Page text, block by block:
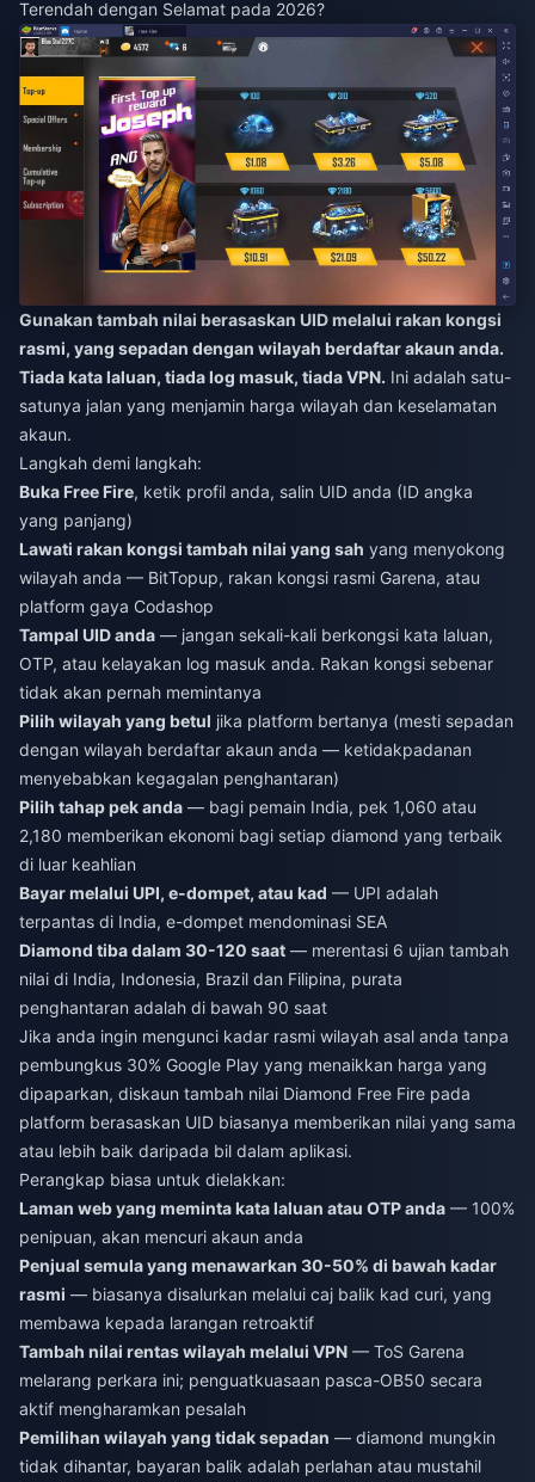
Terendah dengan Selamat pada 2026?
Gunakan tambah nilai berasaskan UID melalui rakan kongsi
rasmi, yang sepadan dengan wilayah berdaftar akaun anda.
Tiada kata laluan, tiada log masuk, tiada VPN. Ini adalah satu-
satunya jalan yang menjamin harga wilayah dan keselamatan
akaun.
Langkah demi langkah:
Buka Free Fire, ketik profil anda, salin UID anda (ID angka
yang panjang)
Lawati rakan kongsi tambah nilai yang sah yang menyokong
wilayah anda — BitTopup, rakan kongsi rasmi Garena, atau
platform gaya Codashop
Tampal UID anda — jangan sekali-kali berkongsi kata laluan,
OTP, atau kelayakan log masuk anda. Rakan kongsi sebenar
tidak akan pernah memintanya
Pilih wilayah yang betul jika platform bertanya (mesti sepadan
dengan wilayah berdaftar akaun anda — ketidakpadanan
menyebabkan kegagalan penghantaran)
Pilih tahap pek anda — bagi pemain India, pek 1,060 atau
2,180 memberikan ekonomi bagi setiap diamond yang terbaik
di luar keahlian
Bayar melalui UPI, e-dompet, atau kad — UPI adalah
terpantas di India, e-dompet mendominasi SEA
Diamond tiba dalam 30-120 saat — merentasi 6 ujian tambah
nilai di India, Indonesia, Brazil dan Filipina, purata
penghantaran adalah di bawah 90 saat
Jika anda ingin mengunci kadar rasmi wilayah asal anda tanpa
pembungkus 30% Google Play yang menaikkan harga yang
dipaparkan, diskaun tambah nilai Diamond Free Fire pada
platform berasaskan UID biasanya memberikan nilai yang sama
atau lebih baik daripada bil dalam aplikasi.
Perangkap biasa untuk dielakkan:
Laman web yang meminta kata laluan atau OTP anda — 100%
penipuan, akan mencuri akaun anda
Penjual semula yang menawarkan 30-50% di bawah kadar
rasmi — biasanya disalurkan melalui caj balik kad curi, yang
membawa kepada larangan retroaktif
Tambah nilai rentas wilayah melalui VPN — ToS Garena
melarang perkara ini; penguatkuasaan pasca-OB50 secara
aktif mengharamkan pesalah
Pemilihan wilayah yang tidak sepadan — diamond mungkin
tidak dihantar, bayaran balik adalah perlahan atau mustahil